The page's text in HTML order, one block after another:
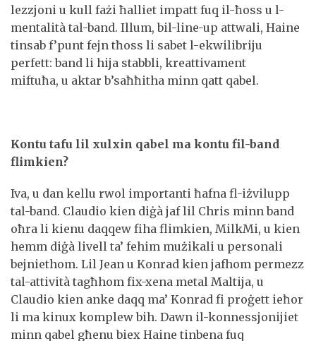
lezzjoni u kull fażi ħalliet impatt fuq il-ħoss u l-
mentalità tal-band. Illum, bil-line-up attwali, Haine
tinsab f’punt fejn tħoss li sabet l-ekwilibriju
perfett: band li hija stabbli, kreattivament
miftuħa, u aktar b’saħħitha minn qatt qabel.
Kontu tafu lil xulxin qabel ma kontu fil-band
flimkien?
Iva, u dan kellu rwol importanti ħafna fl-iżvilupp
tal-band. Claudio kien diġà jaf lil Chris minn band
oħra li kienu daqqew fiha flimkien, MilkMi, u kien
hemm diġà livell ta’ fehim mużikali u personali
bejniethom. Lil Jean u Konrad kien jafhom permezz
tal-attività tagħhom fix-xena metal Maltija, u
Claudio kien anke daqq ma’ Konrad fi proġett ieħor
li ma kinux komplew bih. Dawn il-konnessjonijiet
minn qabel għenu biex Haine tinbena fuq